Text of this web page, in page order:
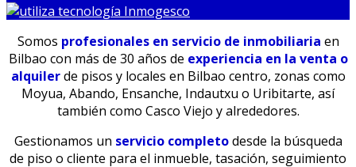
Somos profesionales en servicio de inmobiliaria en
Bilbao con más de 30 años de experiencia en la venta o
alquilerde pisos y locales en Bilbao centro, zonas como
Moyua, Abando, Ensanche, Indautxu o Uribitarte, así
también como Casco Viejo y alrededores.
Gestionamos un servicio completodesde la búsqueda
de piso o cliente para el inmueble, tasación, seguimiento